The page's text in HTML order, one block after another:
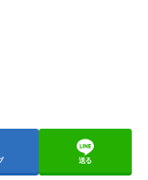
送る